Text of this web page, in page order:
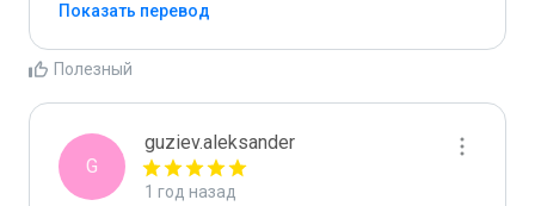
Показать перевод
Полезный
G
guziev.aleksander
1 год назад